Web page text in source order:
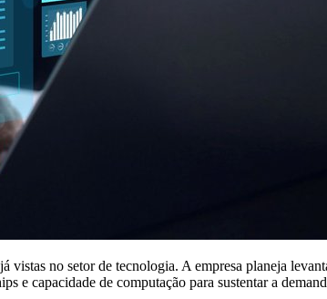
vistas no setor de tecnologia. A empresa planeja
e capacidade de computação para sustentar a